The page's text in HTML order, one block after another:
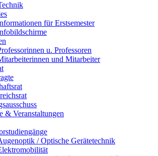
für Erstsemester
u. Professoren
und Mitarbeiter
& Veranstaltungen
/ Optische Gerätetechnik